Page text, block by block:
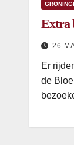
Extra
26
Er
de